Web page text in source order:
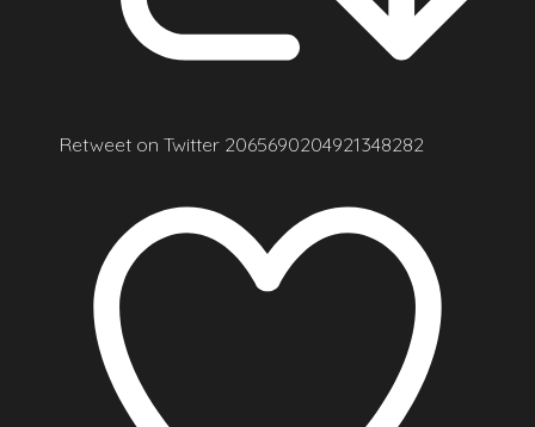
Retweet on Twitter 2065690204921348282